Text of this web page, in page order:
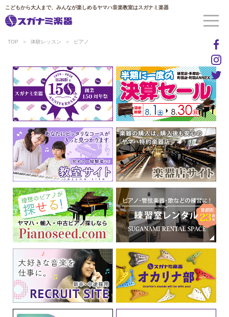
こどもから大人まで、みんなが楽しめるヤマハ音楽教室はスガナミ楽器
TOP 体験レッスン ピアノ